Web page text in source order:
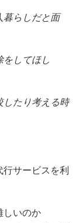
暮らしだと面
してほし
したり考える時
行サービスを利
しいのか